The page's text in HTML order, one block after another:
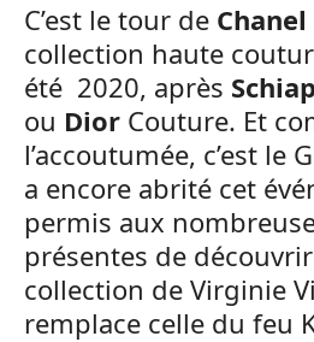
C’est le tour de Chanel
collection haute
été 2020, après
ou Dior Couture. Et
l’accoutumée, c’est le
a encore abrité cet
permis aux
présentes de
collection de Virginie
remplace celle du feu